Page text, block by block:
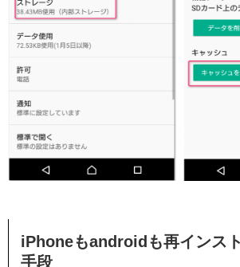
iPhoneもandroidも再インス
手段